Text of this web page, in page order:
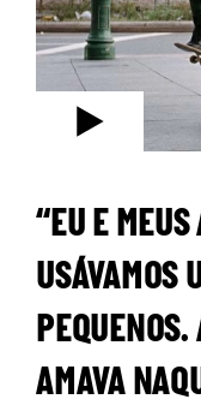
“EU E
USÁVAMOS
PEQUENOS.
AMAVA